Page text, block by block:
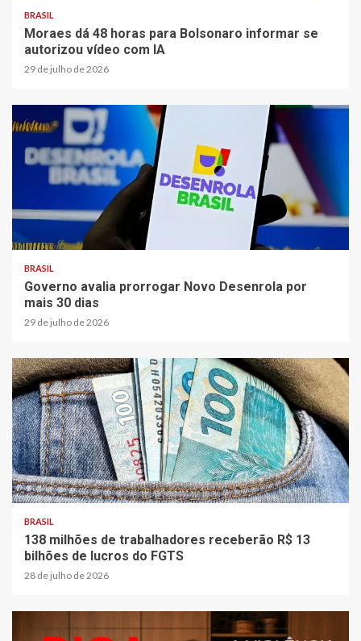
BRASIL
Moraes dá 48 horas para Bolsonaro informar se
autorizou vídeo com IA
29 de julho de 2026
BRASIL
Governo avalia prorrogar Novo Desenrola por
mais 30 dias
29 de julho de 2026
BRASIL
138 milhões de trabalhadores receberão R$ 13
bilhões de lucros do FGTS
28 de julho de 2026